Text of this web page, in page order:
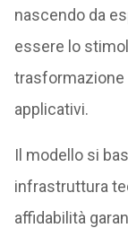
nascendo da
essere lo
trasformazione
applicativi.
Il modello si
infrastruttura
affidabilità